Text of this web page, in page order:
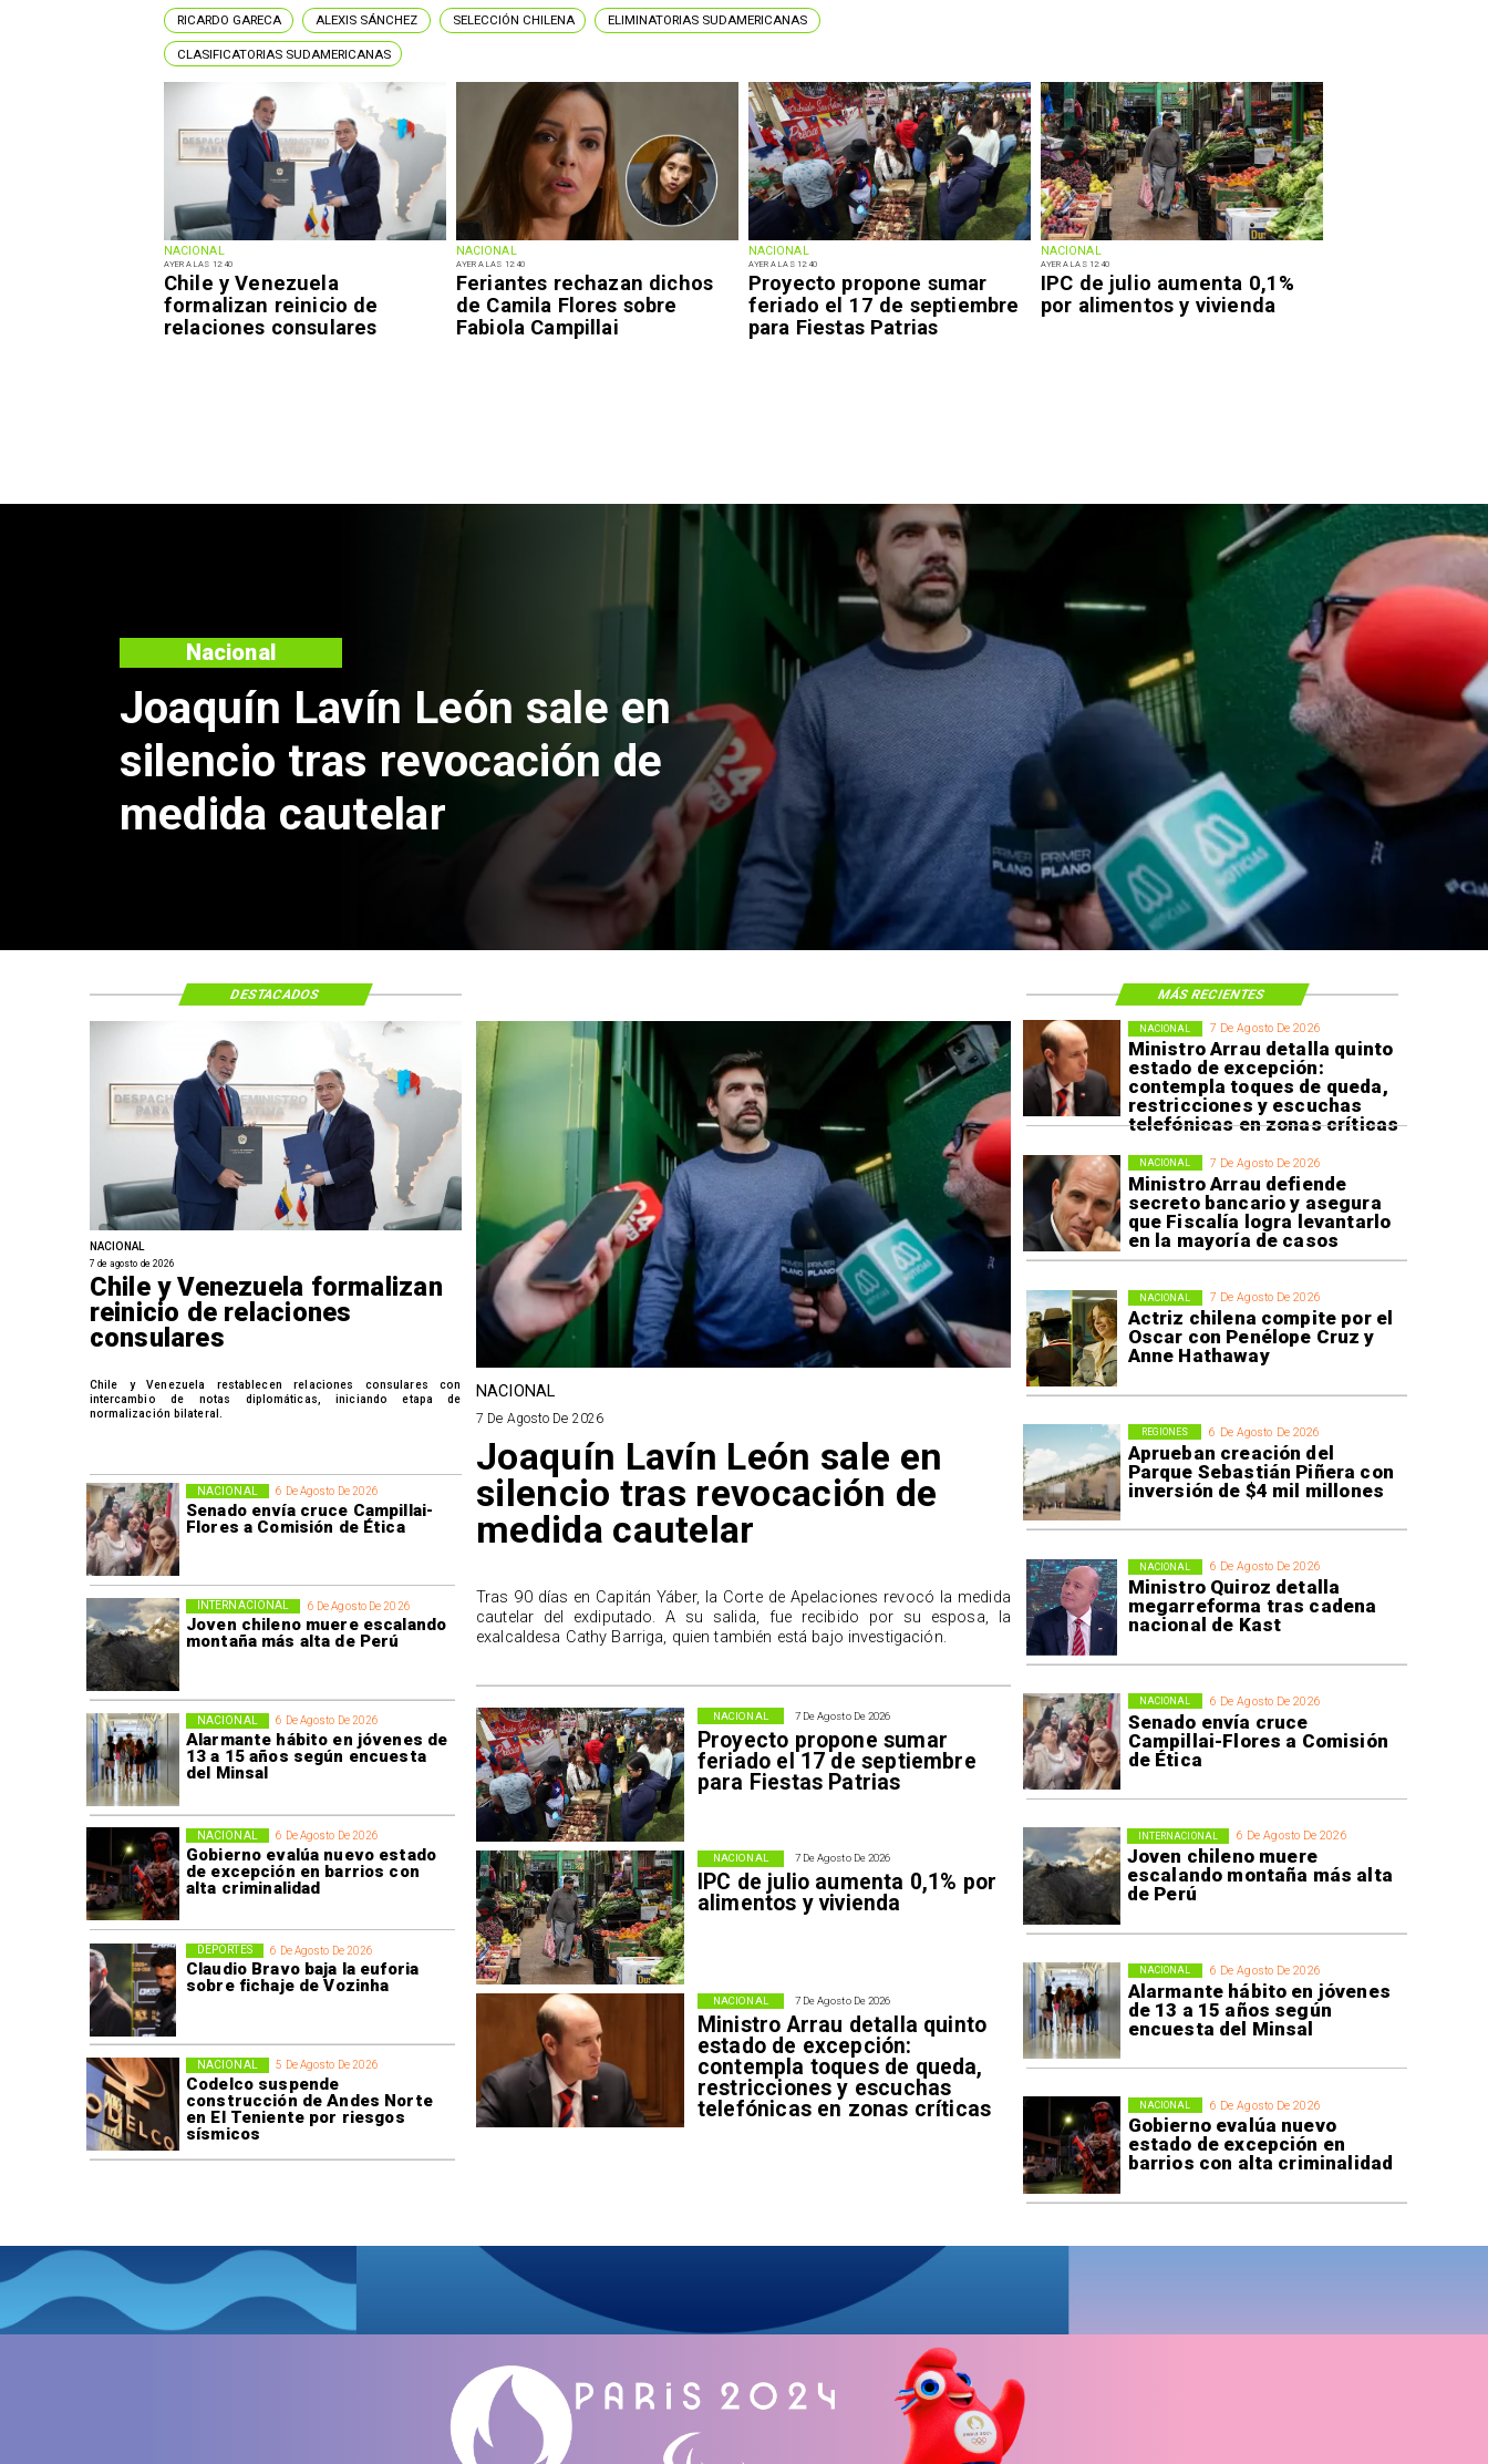
NACIONAL
AYER A LAS 12:40
Chile y Venezuela
formalizan reinicio de
relaciones consulares
NACIONAL
AYER A LAS 12:40
Feriantes rechazan dichos
de Camila Flores sobre
Fabiola Campillai
NACIONAL
AYER A LAS 12:40
Proyecto propone sumar
feriado el 17 de septiembre
para Fiestas Patrias
NACIONAL
AYER A LAS 12:40
IPC de julio aumenta 0,1%
por alimentos y vivienda
RICARDO GARECA ALEXIS SÁNCHEZ SELECCIÓN CHILENA ELIMINATORIAS SUDAMERICANAS
CLASIFICATORIAS SUDAMERICANAS
Chile y Venezuela formalizan
reinicio de relaciones
consulares
Nacional
7 De Agosto De 2026
Ministro Arrau detalla quinto
estado de excepción:
contempla toques de queda,
restricciones y escuchas
telefónicas en zonas críticas
NACIONAL
7 De Agosto De 2026
Ministro Arrau defiende
secreto bancario y asegura
que Fiscalía logra levantarlo
en la mayoría de casos
NACIONAL
7 De Agosto De 2026
Actriz chilena compite por el
Oscar con Penélope Cruz y
Anne Hathaway
NACIONAL
6 De Agosto De 2026
Aprueban creación del
Parque Sebastián Piñera con
inversión de $4 mil millones
REGIONES
6 De Agosto De 2026
Ministro Quiroz detalla
megarreforma tras cadena
nacional de Kast
NACIONAL
6 De Agosto De 2026
Senado envía cruce
Campillai-Flores a Comisión
de Ética
NACIONAL
6 De Agosto De 2026
Joven chileno muere
escalando montaña más alta
de Perú
INTERNACIONAL
6 De Agosto De 2026
Alarmante hábito en jóvenes
de 13 a 15 años según
encuesta del Minsal
NACIONAL
6 De Agosto De 2026
Gobierno evalúa nuevo
estado de excepción en
barrios con alta criminalidad
NACIONAL
6 De Agosto De 2026
Senado envía cruce Campillai-
Flores a Comisión de Ética
NACIONAL
6 De Agosto De 2026
Joven chileno muere escalando
montaña más alta de Perú
INTERNACIONAL
6 De Agosto De 2026
Alarmante hábito en jóvenes de
13 a 15 años según encuesta
del Minsal
NACIONAL
6 De Agosto De 2026
Gobierno evalúa nuevo estado
de excepción en barrios con
alta criminalidad
NACIONAL
6 De Agosto De 2026
Claudio Bravo baja la euforia
sobre fichaje de Vozinha
DEPORTES
5 De Agosto De 2026
Codelco suspende
construcción de Andes Norte
en El Teniente por riesgos
sísmicos
NACIONAL
7 De Agosto De 2026
Proyecto propone sumar
feriado el 17 de septiembre
para Fiestas Patrias
NACIONAL
7 De Agosto De 2026
IPC de julio aumenta 0,1% por
alimentos y vivienda
NACIONAL
7 De Agosto De 2026
Ministro Arrau detalla quinto
estado de excepción:
contempla toques de queda,
restricciones y escuchas
telefónicas en zonas críticas
NACIONAL
NACIONAL
7 de agosto de 2026
Chile y Venezuela formalizan
reinicio de relaciones
consulares
Chile y Venezuela restablecen relaciones consulares con
intercambio de notas diplomáticas, iniciando etapa de
normalización bilateral.
NACIONAL
7 De Agosto De 2026
Joaquín Lavín León sale en
silencio tras revocación de
medida cautelar
Tras 90 días en Capitán Yáber, la Corte de Apelaciones revocó la medida
cautelar del exdiputado. A su salida, fue recibido por su esposa, la
exalcaldesa Cathy Barriga, quien también está bajo investigación.
DESTACADOS MÁS RECIENTES